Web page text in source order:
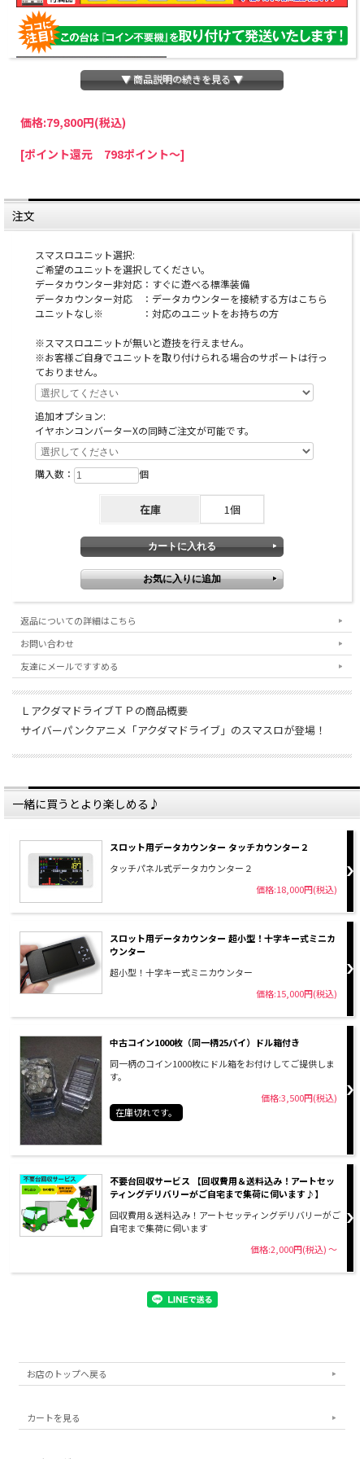
パチスロわっしょいでは、全ての台に「コイン不要機」を無料で取り付けて発送さ
せていただいております。コイン不要機をご利用になられますと、コインが必要な
ていただきましたら、ご注文価格より2000円引きいたします。
※在庫切れの台でも入荷している場合がありますので、電話かメールにてお問い合
わせ下さい。
オプションに関するご注意
※スマスロユニットとは：コイン不要機のように実機
▼ 商品説明の続きを見る ▼
価格:79,800円(税込)
[ポイント還元 798ポイント～]
注文
スマスロユニット選択:
ご希望のユニットを選択してください。
データカウンター非対応：すぐに遊べる標準装備
データカウンター対応 ：データカウンターを接続する方はこちら
ユニットなし※ ：対応のユニットをお持ちの方
※スマスロユニットが無いと遊技を行えません。
※お客様ご自身でユニットを取り付けられる場合のサポートは行っ
ておりません。
追加オプション:
イヤホンコンバーターXの同時ご注文が可能です。
購入数： 個
在庫 1個
返品についての詳細はこちら
お問い合わせ
友達にメールですすめる
ＬアクダマドライブＴＰの商品概要
サイバーパンクアニメ「アクダマドライブ」のスマスロが登場！
一緒に買うとより楽しめる♪
スロット用データカウンター タッチカウンター２
タッチパネル式データカウンター２
価格:18,000円(税込)
スロット用データカウンター 超小型！十字キー式ミニカ
ウンター
超小型！十字キー式ミニカウンター
価格:15,000円(税込)
中古コイン1000枚（同一柄25パイ）ドル箱付き
同一柄のコイン1000枚にドル箱をお付けしてご提供しま
す。
価格:3,500円(税込)
在庫切れです。
不要台回収サービス 【回収費用＆送料込み！アートセッ
ティングデリバリーがご自宅まで集荷に伺います♪】
回収費用＆送料込み！アートセッティングデリバリーがご
自宅まで集荷に伺います
価格:2,000円(税込)～
お店のトップへ戻る
カートを見る